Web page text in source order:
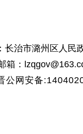
治市潞州区人民
箱：
公网安备